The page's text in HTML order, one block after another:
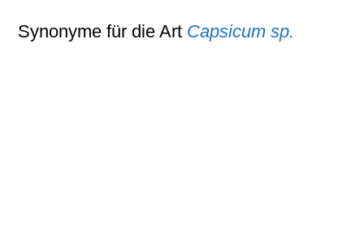
Synonyme für die Art Capsicum sp.